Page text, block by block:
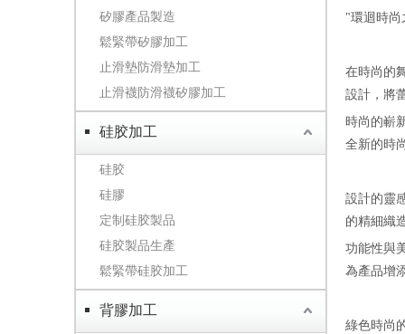
矽膠產品製造
鬆緊帶矽膠加工
止滑墊防滑墊加工
止滑襪防滑襪矽膠加工
硅胶加工
硅胶
硅膠
定制硅胶製品
硅胶製品生產
鬆緊帶硅胶加工
背膠加工
"環迴時尚
在時尚的
設計，將
時尚的嶄
全新的時
設計的靈
的精細織
功能性與
為產品增
綠色時尚